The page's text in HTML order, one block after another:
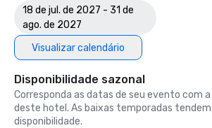
18 de jul. de 2027 - 31 de
ago. de 2027
Visualizar calendário
Disponibilidade sazonal
Corresponda as datas de seu evento com
deste hotel. As baixas temporadas
disponibilidade.